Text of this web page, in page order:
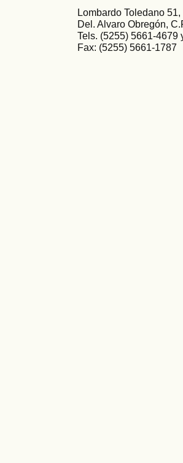
Lombardo Toledano
Del. Alvaro Obregón,
Tels. (5255) 5661-4679
Fax: (5255) 5661-1787